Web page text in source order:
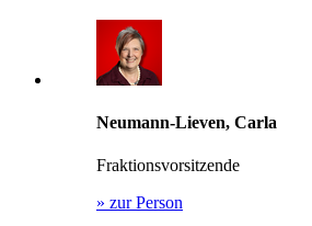
Neumann-Lieven, Carla
Fraktionsvorsitzende
» zur Person